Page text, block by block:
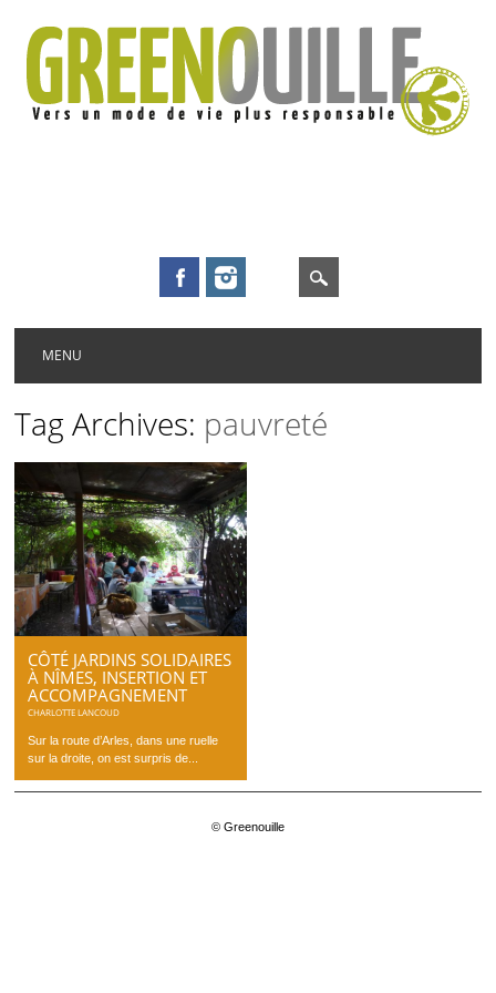
Main menu
MENU
Tag Archives: pauvreté
CÔTÉ JARDINS SOLIDAIRES
À NÎMES, INSERTION ET
ACCOMPAGNEMENT
CHARLOTTE LANCOUD
Sur la route d’Arles, dans une ruelle
sur la droite, on est surpris de...
© Greenouille